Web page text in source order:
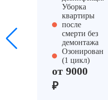
Уборка
квартиры
после
смерти без
демонтажа
Озонирование
(1 цикл)
от 9000
₽